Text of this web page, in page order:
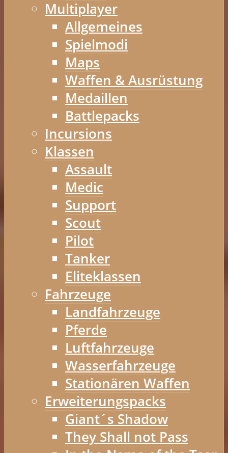
Multiplayer
Allgemeines
Spielmodi
Maps
Waffen & Ausrüstung
Medaillen
Battlepacks
Incursions
Klassen
Assault
Medic
Support
Scout
Pilot
Tanker
Eliteklassen
Fahrzeuge
Landfahrzeuge
Pferde
Luftfahrzeuge
Wasserfahrzeuge
Stationären Waffen
Erweiterungspacks
Giant´s Shadow
They Shall not Pass